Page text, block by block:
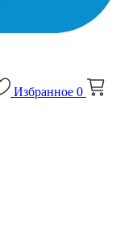
Избранное 0